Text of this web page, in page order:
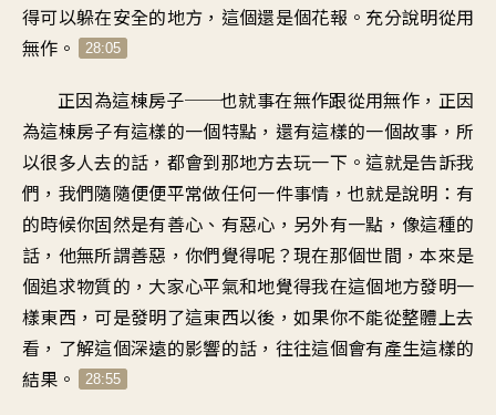
得可以躲在安全的地方，這個還是個花報。充分說明從用
無作。
28:05
正因為這棟房子──也就事在無作跟從用無作，正因
為這棟房子有這樣的一個特點，還有這樣的一個故事，所
以很多人去的話，都會到那地方去玩一下。這就是告訴我
們，我們隨隨便便平常做任何一件事情，也就是說明：有
的時候你固然是有善心、有惡心，另外有一點，像這種的
話，他無所謂善惡，你們覺得呢？現在那個世間，本來是
個追求物質的，大家心平氣和地覺得我在這個地方發明一
樣東西，可是發明了這東西以後，如果你不能從整體上去
看，了解這個深遠的影響的話，往往這個會有產生這樣的
結果。
28:55